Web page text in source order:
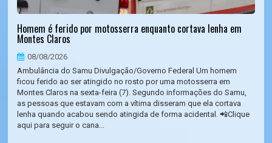
Homem é ferido por motosserra enquanto cortava lenha em
Montes Claros
08/08/2026
Ambulância do Samu Divulgação/Governo Federal Um homem
ficou ferido ao ser atingido no rosto por uma motosserra em
Montes Claros na sexta-feira (7). Segundo informações do Samu,
as pessoas que estavam com a vítima disseram que ela cortava
lenha quando acabou sendo atingida de forma acidental. 📲Clique
aqui para seguir o cana...